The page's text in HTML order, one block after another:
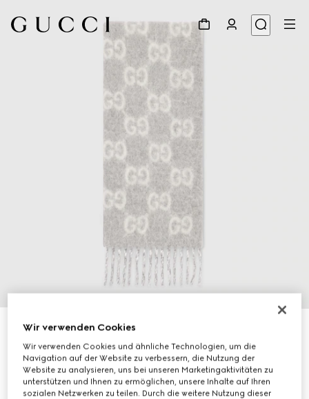
Schal aus GG Alpakawollmischung
€ 550
Variantenhellgrau und weiß
Wir verwenden Cookies
Wir verwenden Cookies und ähnliche Technologien, um die
Navigation auf der Website zu verbessern, die Nutzung der
Website zu analysieren, uns bei unseren Marketingaktivitäten zu
unterstützen und Ihnen zu ermöglichen, unsere Inhalte auf Ihren
sozialen Netzwerken zu teilen. Durch die weitere Nutzung dieser